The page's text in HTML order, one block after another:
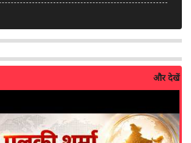
की ग्लोबल टीम
3 days ago
पोस्ट पर LinkedIn की सख्ती:और देखें